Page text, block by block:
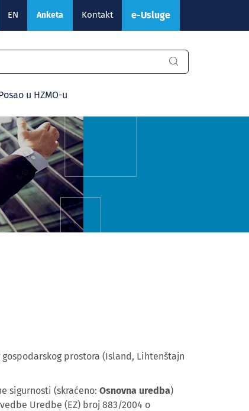
EN Anketa Kontakt e-Usluge
u HZMO-u
prostora (Island, Lihtenštajn
sigurnosti (skraćeno: Osnovna uredba)
Uredbe (EZ) broj 883/2004 o